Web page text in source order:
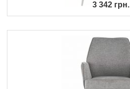
3 342 грн.